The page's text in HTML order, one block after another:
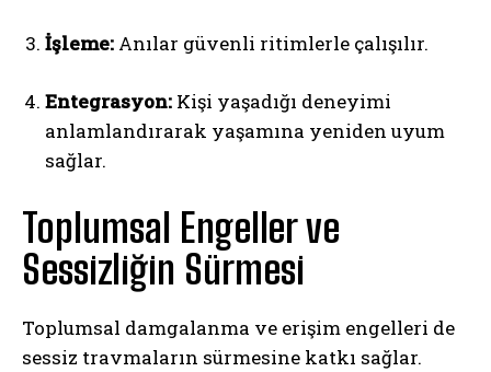
İşleme: Anılar güvenli ritimlerle çalışılır.
Entegrasyon: Kişi yaşadığı deneyimi
anlamlandırarak yaşamına yeniden uyum
sağlar.
Toplumsal Engeller ve
Sessizliğin Sürmesi
Toplumsal damgalanma ve erişim engelleri de
sessiz travmaların sürmesine katkı sağlar.